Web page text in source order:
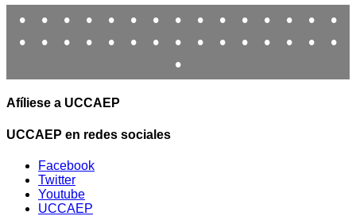
• • • • • • • • • • • • • •
•
•
• • • • • • • • • • • • •
•
•
Afíliese a UCCAEP
UCCAEP en redes sociales
Facebook
Twitter
Youtube
UCCAEP